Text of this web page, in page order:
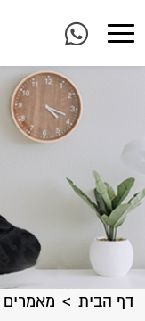
דף הבית
מאמרים